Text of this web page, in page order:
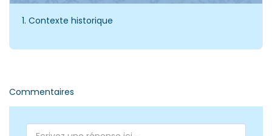
1. Contexte historique
Commentaires